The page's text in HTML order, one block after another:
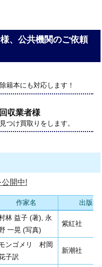
、公共機関のご依頼
籍本にも対応します！
収業者様
つけ買取りをします。
開中!
作家名 出版社
林 益子 (著), 永
一晃 (写真)
紫紅社
ンゴメリ 村岡
子訳
新潮社